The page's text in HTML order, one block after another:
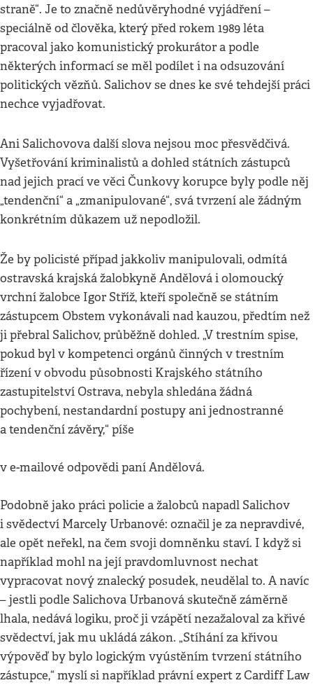
straně“. Je to značně nedůvěryhodné vyjádření –
speciálně od člověka, který před rokem 1989 léta
pracoval jako komunistický prokurátor a podle
některých informací se měl podílet i na odsuzování
politických vězňů. Salichov se dnes ke své tehdejší práci
nechce vyjadřovat.
Ani Salichovova další slova nejsou moc přesvědčivá.
Vyšetřování kriminalistů a dohled státních zástupců
nad jejich prací ve věci Čunkovy korupce byly podle něj
„tendenční“ a „zmanipulované“, svá tvrzení ale žádným
konkrétním důkazem už nepodložil.
Že by policisté případ jakkoliv manipulovali, odmítá
ostravská krajská žalobkyně Andělová i olomoucký
vrchní žalobce Igor Stříž, kteří společně se státním
zástupcem Obstem vykonávali nad kauzou, předtím než
ji přebral Salichov, průběžně dohled. „V trestním spise,
pokud byl v kompetenci orgánů činných v trestním
řízení v obvodu působnosti Krajského státního
zastupitelství Ostrava, nebyla shledána žádná
pochybení, nestandardní postupy ani jednostranné
a tendenční závěry,“ píše
v e-mailové odpovědi paní Andělová.
Podobně jako práci policie a žalobců napadl Salichov
i svědectví Marcely Urbanové: označil je za nepravdivé,
ale opět neřekl, na čem svoji domněnku staví. I když si
například mohl na její pravdomluvnost nechat
vypracovat nový znalecký posudek, neudělal to. A navíc
– jestli podle Salichova Urbanová skutečně záměrně
lhala, nedává logiku, proč ji vzápětí nezažaloval za křivé
svědectví, jak mu ukládá zákon. „Stíhání za křivou
výpověď by bylo logickým vyústěním tvrzení státního
zástupce,“ myslí si například právní expert z Cardiff Law